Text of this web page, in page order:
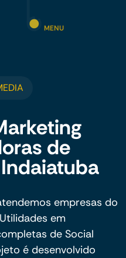
MENU
de
empresas do
em
de Social
é desenvolvido